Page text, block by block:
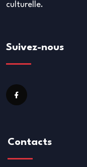
culturelle.
Suivez-nous
Contacts